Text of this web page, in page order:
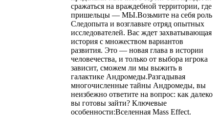
сражаться на враждебной территории, где
пришельцы — МЫ.Возьмите на себя роль
Следопыта и возглавьте отряд опытных
исследователей. Вас ждет захватывающая
история с множеством вариантов
развития. Это — новая глава в истории
человечества, и только от выбора игрока
зависит, сможем ли мы выжить в
галактике Андромеды.Разгадывая
многочисленные тайны Андромеды, вы
неизбежно ответите на вопрос: как далеко
вы готовы зайти? Ключевые
особенности:Вселенная Mass Effect.